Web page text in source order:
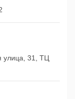
улица, 31, ТЦ